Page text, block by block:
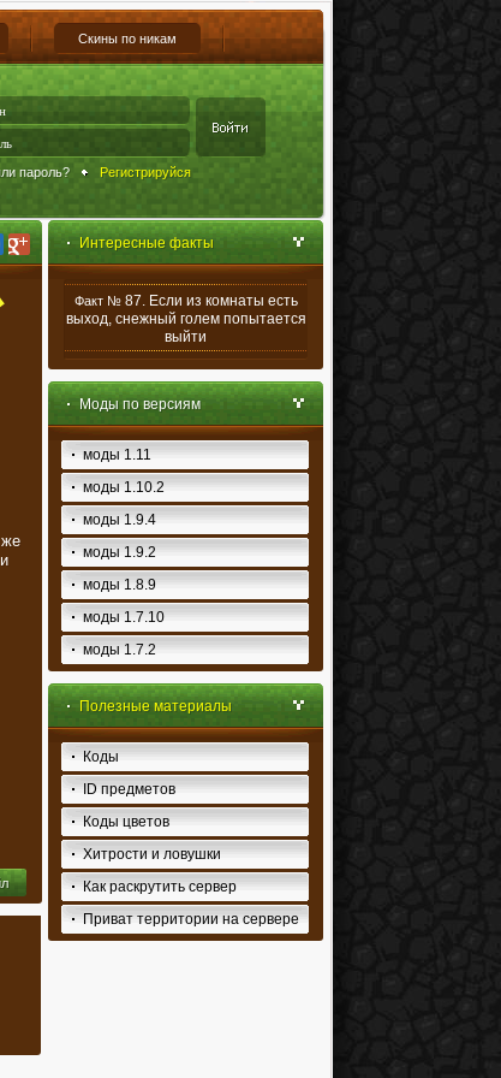
Скины по никам
пароль? Регистрируйся
Интересные факты
Факт № 87. Если из комнаты есть
выход, снежный голем попытается
выйти
Моды по версиям
моды 1.11
моды 1.10.2
моды 1.9.4
моды 1.9.2
моды 1.8.9
моды 1.7.10
моды 1.7.2
Полезные материалы
Коды
ID предметов
Коды цветов
Хитрости и ловушки
Как раскрутить сервер
Приват территории на сервере